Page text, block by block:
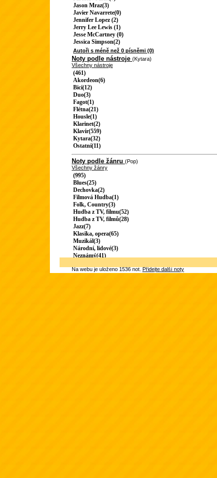
Jason Mraz(3)
Javier Navarrete(0)
Jennifer Lopez (2)
Jerry Lee Lewis (1)
Jesse McCartney (0)
Jessica Simpson(2)
Autoři s méně než 0 písněmi (0)
Noty podle nástroje (Kytara)
Všechny nástroje
(461)
Akordeon(6)
Bicí(12)
Duo(3)
Fagot(1)
Flétna(21)
Housle(1)
Klarinet(2)
Klavír(559)
Kytara(32)
Ostatní(11)
Noty podle žánru (Pop)
Všechny žánry
(995)
Blues(25)
Dechovka(2)
Filmová Hudba(1)
Folk, Country(3)
Hudba z TV, filmu(52)
Hudba z TV, filmů(28)
Jazz(7)
Klasika, opera(65)
Muzikál(3)
Národní, lidové(3)
Neznámý(41)
Na webu je uloženo 1536 not.Přidejte další noty